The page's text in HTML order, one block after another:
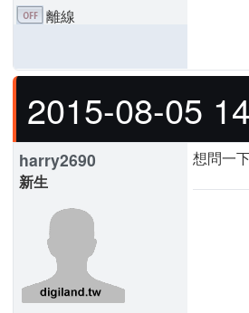
離線
2015-08-05
harry2690
新生
想問一